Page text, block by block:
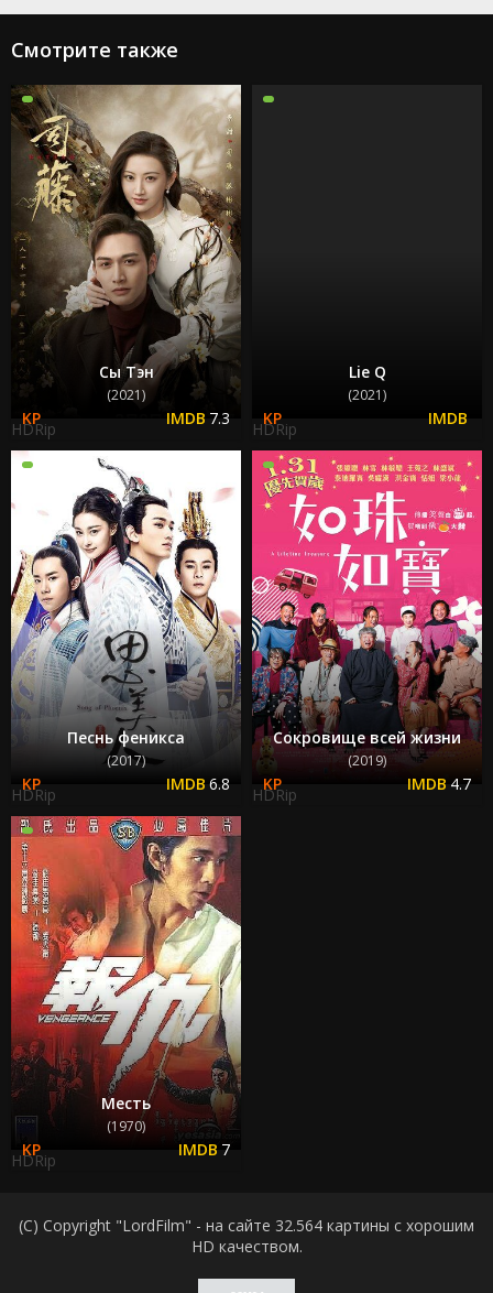
Смотрите также
Сы Тэн
(2021)
7.3
HDRip
Lie Q
(2021)
HDRip
Песнь феникса
(2017)
6.8
HDRip
Сокровище всей жизни
(2019)
4.7
HDRip
Месть
(1970)
7
HDRip
(C) Copyright "LordFilm" - на сайте 32.564 картины с хорошим
HD качеством.